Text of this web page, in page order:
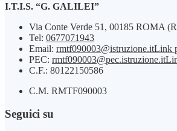
I.T.I.S. “G. GALILEI”
Via Conte Verde 51, 00185 ROMA
Tel: 0677071943
Email: rmtf090003@istruzione.itLink
PEC: rmtf090003@pec.istruzione.it
C.F.: 80122150586
C.M. RMTF090003
Seguici su